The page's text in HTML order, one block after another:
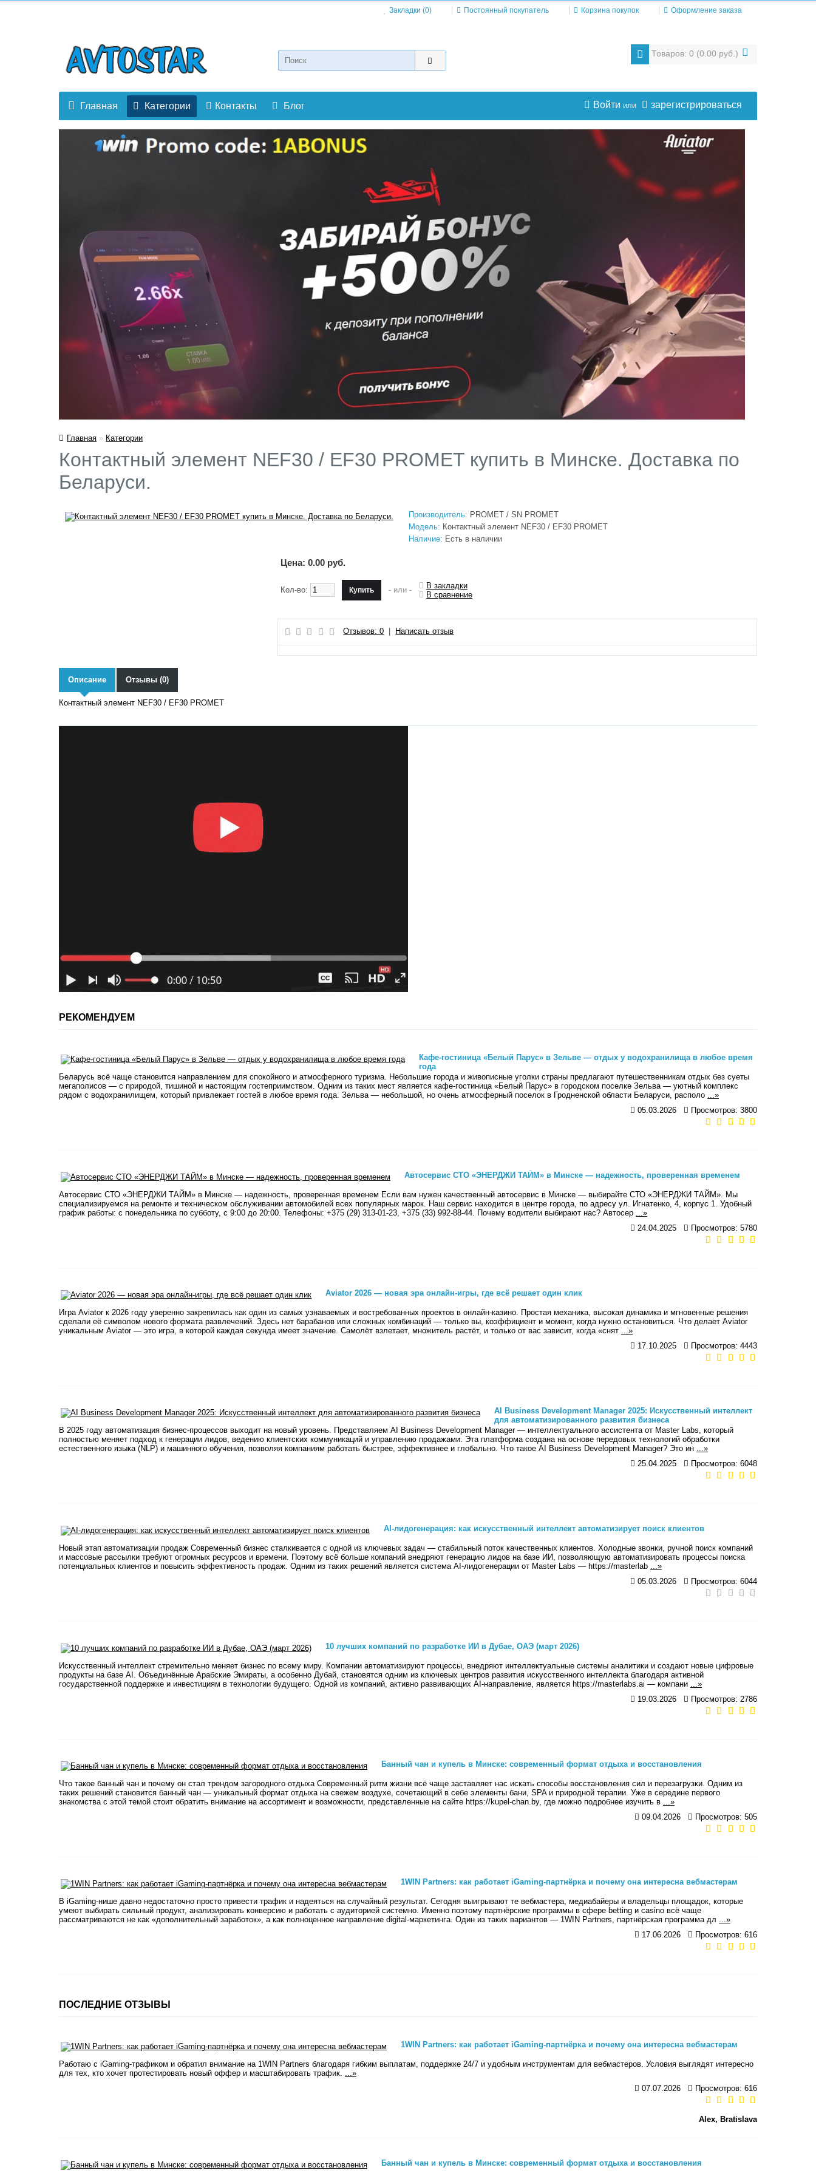
Товаров: 0 (0.00 руб.)
Войти или зарегистрироваться
Закладки (0) Постоянный покупатель Корзина покупок Оформление заказа
Главная Категории Контакты Блог
Главная » Категории
Контактный элемент NEF30 / EF30 PROMET купить в Минске. Доставка по
Беларуси.
Производитель: PROMET / SN PROMET
Модель: Контактный элемент NEF30 / EF30 PROMET
Наличие: Есть в наличии
Цена: 0.00 руб.
Кол-во: - или -
В закладки
В сравнение
Отзывов: 0 Написать отзыв
Описание Отзывы (0)
Контактный элемент NEF30 / EF30 PROMET
РЕКОМЕНДУЕМ
Кафе-гостиница «Белый Парус» в Зельве — отдых у водохранилища в любое время
года
Беларусь всё чаще становится направлением для спокойного и атмосферного туризма. Небольшие города и живописные уголки страны предлагают путешественникам отдых без суеты
мегаполисов — с природой, тишиной и настоящим гостеприимством. Одним из таких мест является кафе-гостиница «Белый Парус» в городском поселке Зельва — уютный комплекс
рядом с водохранилищем, который привлекает гостей в любое время года. Зельва — небольшой, но очень атмосферный поселок в Гродненской области Беларуси, располо
...»
05.03.2026
Просмотров: 3800
Автосервис СТО «ЭНЕРДЖИ ТАЙМ» в Минске — надежность, проверенная временем
Автосервис СТО «ЭНЕРДЖИ ТАЙМ» в Минске — надежность, проверенная временем Если вам нужен качественный автосервис в Минске — выбирайте СТО «ЭНЕРДЖИ ТАЙМ». Мы
специализируемся на ремонте и техническом обслуживании автомобилей всех популярных марок. Наш сервис находится в центре города, по адресу ул. Игнатенко, 4, корпус 1. Удобный
график работы: с понедельника по субботу, с 9:00 до 20:00. Телефоны: +375 (29) 313-01-23, +375 (33) 992-88-44. Почему водители выбирают нас? Автосер
...»
24.04.2025
Просмотров: 5780
Aviator 2026 — новая эра онлайн-игры, где всё решает один клик
​ Игра Aviator к 2026 году уверенно закрепилась как один из самых узнаваемых и востребованных проектов в онлайн-казино. Простая механика, высокая динамика и мгновенные решения
сделали её символом нового формата развлечений. Здесь нет барабанов или сложных комбинаций — только вы, коэффициент и момент, когда нужно остановиться. Что делает Aviator
уникальным Aviator — это игра, в которой каждая секунда имеет значение. Самолёт взлетает, множитель растёт, и только от вас зависит, когда «снят
...»
17.10.2025
Просмотров: 4443
AI Business Development Manager 2025: Искусственный интеллект
для автоматизированного развития бизнеса
В 2025 году автоматизация бизнес-процессов выходит на новый уровень. Представляем AI Business Development Manager — интеллектуального ассистента от Master Labs, который
полностью меняет подход к генерации лидов, ведению клиентских коммуникаций и управлению продажами. Эта платформа создана на основе передовых технологий обработки
естественного языка (NLP) и машинного обучения, позволяя компаниям работать быстрее, эффективнее и глобально. Что такое AI Business Development Manager? Это ин
...»
25.04.2025
Просмотров: 6048
AI-лидогенерация: как искусственный интеллект автоматизирует поиск клиентов
Новый этап автоматизации продаж Современный бизнес сталкивается с одной из ключевых задач — стабильный поток качественных клиентов. Холодные звонки, ручной поиск компаний
и массовые рассылки требуют огромных ресурсов и времени. Поэтому всё больше компаний внедряют генерацию лидов на базе ИИ, позволяющую автоматизировать процессы поиска
потенциальных клиентов и повысить эффективность продаж. Одним из таких решений является система AI-лидогенерации от Master Labs — https://masterlab
...»
05.03.2026
Просмотров: 6044
10 лучших компаний по разработке ИИ в Дубае, ОАЭ (март 2026)
Искусственный интеллект стремительно меняет бизнес по всему миру. Компании автоматизируют процессы, внедряют интеллектуальные системы аналитики и создают новые цифровые
продукты на базе AI. Объединённые Арабские Эмираты, а особенно Дубай, становятся одним из ключевых центров развития искусственного интеллекта благодаря активной
государственной поддержке и инвестициям в технологии будущего. Одной из компаний, активно развивающих AI-направление, является https://masterlabs.ai — компани
...»
19.03.2026
Просмотров: 2786
Банный чан и купель в Минске: современный формат отдыха и восстановления
Что такое банный чан и почему он стал трендом загородного отдыха Современный ритм жизни всё чаще заставляет нас искать способы восстановления сил и перезагрузки. Одним из
таких решений становится банный чан — уникальный формат отдыха на свежем воздухе, сочетающий в себе элементы бани, SPA и природной терапии. Уже в середине первого
знакомства с этой темой стоит обратить внимание на ассортимент и возможности, представленные на сайте https://kupel-chan.by, где можно подробнее изучить в
...»
09.04.2026
Просмотров: 505
1WIN Partners: как работает iGaming-партнёрка и почему она интересна вебмастерам
В iGaming-нише давно недостаточно просто привести трафик и надеяться на случайный результат. Сегодня выигрывают те вебмастера, медиабайеры и владельцы площадок, которые
умеют выбирать сильный продукт, анализировать конверсию и работать с аудиторией системно. Именно поэтому партнёрские программы в сфере betting и casino всё чаще
рассматриваются не как «дополнительный заработок», а как полноценное направление digital-маркетинга. Один из таких вариантов — 1WIN Partners, партнёрская программа дл
...»
17.06.2026
Просмотров: 616
ПОСЛЕДНИЕ ОТЗЫВЫ
1WIN Partners: как работает iGaming-партнёрка и почему она интересна вебмастерам
Работаю с iGaming-трафиком и обратил внимание на 1WIN Partners благодаря гибким выплатам, поддержке 24/7 и удобным инструментам для вебмастеров. Условия выглядят интересно
для тех, кто хочет протестировать новый оффер и масштабировать трафик.
...»
07.07.2026
Просмотров: 616
Alex, Bratislava
Банный чан и купель в Минске: современный формат отдыха и восстановления